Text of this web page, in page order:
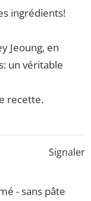
ingrédients!
Jeoung, en
un véritable
recette.
Signaler
- sans pâte